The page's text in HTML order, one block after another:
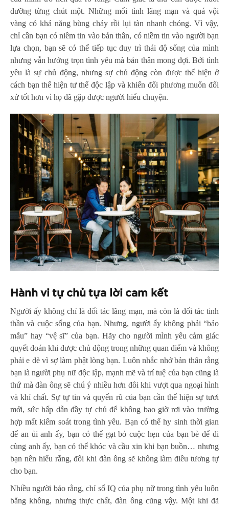
dưỡng từng chút một. Những mối tình lãng mạn và quá vội
vàng có khả năng bùng cháy rồi lụi tàn nhanh chóng. Vì vậy,
chỉ cần bạn có niềm tin vào bản thân, có niềm tin vào người bạn
lựa chọn, bạn sẽ có thể tiếp tục duy trì thái độ sống của mình
nhưng vẫn hưởng trọn tình yêu mà bản thân mong đợi. Bởi tình
yêu là sự chủ động, nhưng sự chủ động còn được thể hiện ở
cách bạn thể hiện tư thế độc lập và khiến đối phương muốn đối
xử tốt hơn vì họ đã gặp được người hiểu chuyện.
Hành vi tự chủ tựa lời cam kết
Người ấy không chỉ là đối tác lãng mạn, mà còn là đối tác tinh
thần và cuộc sống của bạn. Nhưng, người ấy không phải “bảo
mẫu” hay “vệ sĩ” của bạn. Hãy cho người mình yêu cảm giác
quyết đoán khi được chủ động trong những quan điểm và không
phải e dè vì sợ làm phật lòng bạn. Luôn nhắc nhở bản thân rằng
bạn là người phụ nữ độc lập, mạnh mẽ và trí tuệ của bạn cũng là
thứ mà đàn ông sẽ chú ý nhiều hơn đôi khi vượt qua ngoại hình
và khí chất. Sự tự tin và quyến rũ của bạn cần thể hiện sự tươi
mới, sức hấp dẫn đầy tự chủ để không bao giờ rơi vào trường
hợp mất kiểm soát trong tình yêu. Bạn có thể hy sinh thời gian
để an ủi anh ấy, bạn có thể gạt bỏ cuộc hẹn của bạn bè để đi
cùng anh ấy, bạn có thể khóc và cầu xin khi bạn buồn… nhưng
bạn nên hiểu rằng, đôi khi đàn ông sẽ không làm điều tương tự
cho bạn.
Nhiều người bảo rằng, chỉ số IQ của phụ nữ trong tình yêu luôn
bằng không, nhưng thực chất, đàn ông cũng vậy. Một khi đã